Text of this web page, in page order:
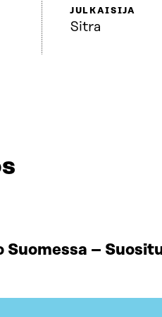
JULKAISIJA
Sitra
–